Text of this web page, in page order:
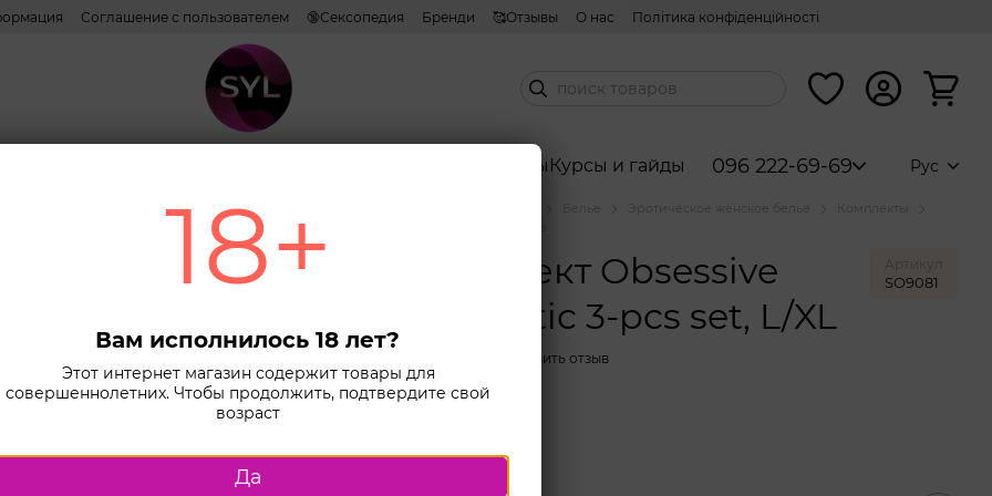
Соглашение с пользователем 🔞Сексопедия Бренди 🥰Отзывы О нас
Політика конфіденційності
Combo наборы Курсы и гайды 096 222-69-69 Рус
Эротическое женское белье
Комплекты
Комплект Obsessive
Santastic 3-pcs set, L/XL
Артикул
SO9081
Оставить отзыв
Размер
18+
Вам исполнилось 18 лет?
Этот интернет магазин содержит товары для
совершеннолетних. Чтобы продолжить, подтвердите свой
возраст
Да